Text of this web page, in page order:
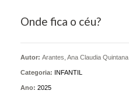
Onde fica o céu?
Autor: Arantes, Ana Claudia Quintana
Categoria: INFANTIL
Ano: 2025